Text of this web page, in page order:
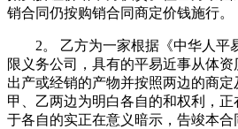
销合同仍按购销合同商定价钱施行。
2。 乙方为一家根据《中华人平
限义务公司，具有的平易近事从体
出产或经销的产物并按照两边的商定
甲、乙两边为明白各自的和权利，
于各自的实正在意义暗示，告竣本合